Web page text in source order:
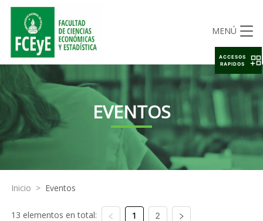
MENÚ
EVENTOS
Inicio > Eventos
13 elementos en total: 1 2
ACCESOS
RAPIDOS